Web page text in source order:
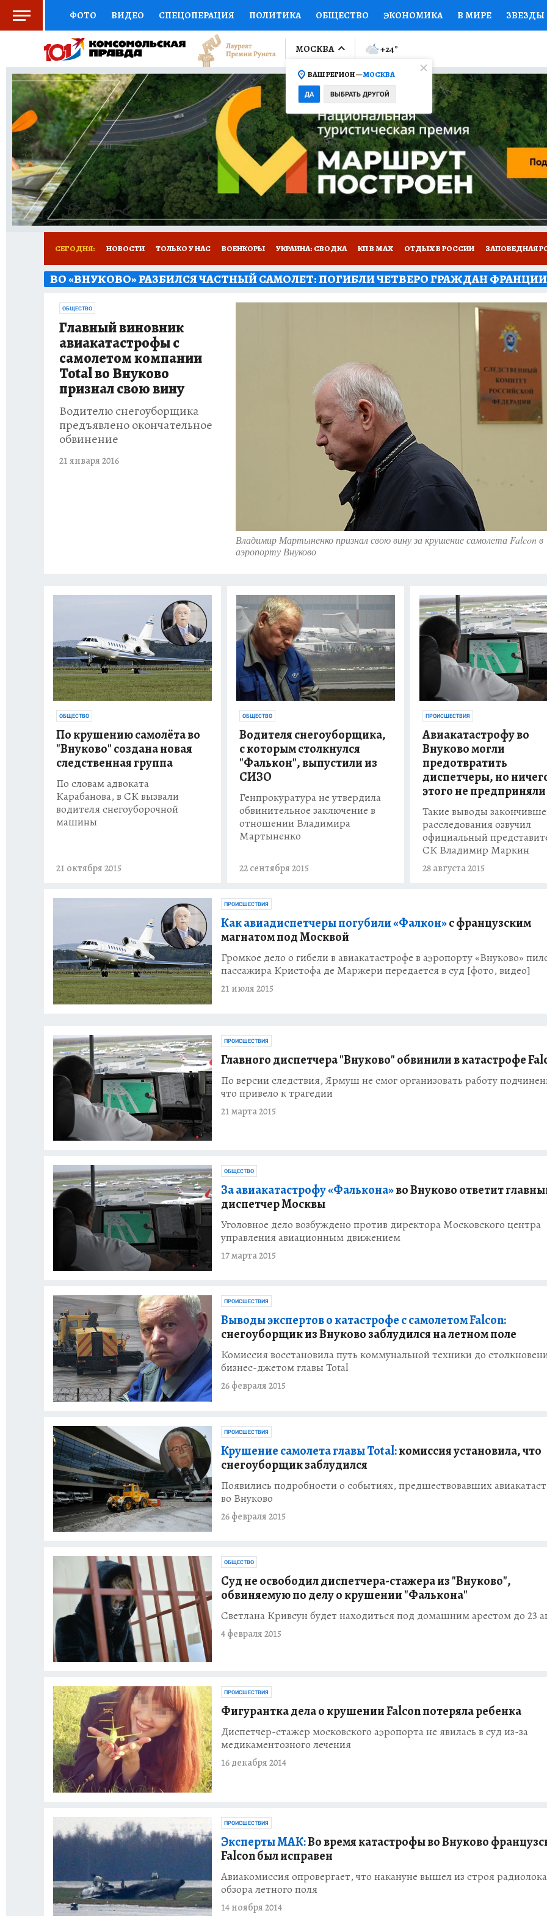
ФОТО ВИДЕО СПЕЦОПЕРАЦИЯ ПОЛИТИКА ОБЩЕСТВО ЭКОНОМИКА В МИРЕ ЗВЕЗДЫ
СОЦПОДДЕРЖКА НАУКА СПОРТ КОЛУМНИСТЫ ПРОИСШЕСТВИЯ НАЦИОНАЛЬНЫЕ
ВЫБОР ЭКСПЕРТОВ ДОКТОР ФИНАНСЫ ОТКРЫВАЕМ МИР Я ЗНАЮ СЕМЬЯ ЖЕНСКИЕ
КНИЖНАЯ ПОЛКА ПРОГНОЗЫ НА СПОРТ ПРОМОКОДЫ СЕРИАЛЫ СПЕЦПРОЕКТЫ
ПРЕСС-ЦЕНТР НЕДВИЖИМОСТЬ ТЕЛЕВИЗОР КОЛЛЕКЦИИ КОНКУРСЫ РАБОТА У НАС
РАДИО КП РЕКЛАМА ТЕСТЫ НОВОЕ НА САЙТЕ
МОСКВА
ВАШ РЕГИОН —МОСКВА
ДА ВЫБРАТЬ ДРУГОЙ
+24°
СЕГОДНЯ: НОВОСТИ ТОЛЬКО У НАС ВОЕНКОРЫ УКРАИНА: СВОДКА КП В МАХ ОТДЫХ В РОССИИ ЗАПОВЕДНАЯ
ИСПЫТАНО НА СЕБЕ
ВО «ВНУКОВО» РАЗБИЛСЯ ЧАСТНЫЙ САМОЛЕТ: ПОГИБЛИ ЧЕТВЕРО ГРАЖДАН ФРАНЦИИ
Владимир Мартыненко признал свою вину за крушение самолета Falcon в
аэропорту Внуково
ОБЩЕСТВО
Главный виновник
авиакатастрофы с
самолетом компании
Total во Внуково
признал свою вину
Водителю снегоуборщика
предъявлено окончательное
обвинение
21 января 2016
ОБЩЕСТВО
По крушению самолёта во
"Внуково" создана новая
следственная группа
По словам адвоката
Карабанова, в СК вызвали
водителя снегоуборочной
машины
21 октября 2015
ОБЩЕСТВО
Водителя снегоуборщика,
с которым столкнулся
"Фалькон", выпустили из
СИЗО
Генпрокуратура не утвердила
обвинительное заключение в
отношении Владимира
Мартыненко
22 сентября 2015
ПРОИСШЕСТВИЯ
Авиакатастрофу во
Внуково могли
предотвратить
диспетчеры, но
этого не предприняли
Такие выводы
расследования озвучил
официальный
СК Владимир Маркин
28 августа 2015
ПРОИСШЕСТВИЯ
Как авиадиспетчеры погубили «Фалкон»с французским
магнатом под Москвой
Громкое дело о гибели в авиакатастрофе в аэропорту «Внуково»
пассажира Кристофа де Маржери передается в суд [фото, видео]
21 июля 2015
ПРОИСШЕСТВИЯ
Главного диспетчера "Внуково" обвинили в катастрофе
По версии следствия, Ярмуш не смог организовать работу
что привело к трагедии
21 марта 2015
ОБЩЕСТВО
За авиакатастрофу «Фалькона»во Внуково ответит
диспетчер Москвы
Уголовное дело возбуждено против директора Московского центра
управления авиационным движением
17 марта 2015
ПРОИСШЕСТВИЯ
Выводы экспертов о катастрофе с самолетом Falcon:
снегоуборщик из Внуково заблудился на летном поле
Комиссия восстановила путь коммунальной техники до
бизнес-джетом главы Total
26 февраля 2015
ПРОИСШЕСТВИЯ
Крушение самолета главы Total:комиссия установила, что
снегоуборщик заблудился
Появились подробности о событиях, предшествовавших
во Внуково
26 февраля 2015
ОБЩЕСТВО
Суд не освободил диспетчера-стажера из "Внуково",
обвиняемую по делу о крушении "Фалькона"
Светлана Кривсун будет находиться под домашним арестом до 23
4 февраля 2015
ПРОИСШЕСТВИЯ
Фигурантка дела о крушении Falcon потеряла ребенка
Диспетчер-стажер московского аэропорта не явилась в суд из-за
медикаментозного лечения
16 декабря 2014
ПРОИСШЕСТВИЯ
Эксперты МАК:Во время катастрофы во Внуково
Falcon был исправен
Авиакомиссия опровергает, что накануне вышел из строя
обзора летного поля
14 ноября 2014